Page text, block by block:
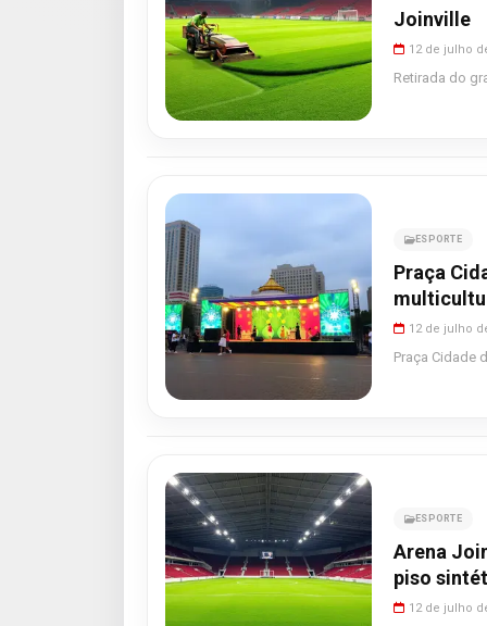
Joinville
12 de julho
Retirada do
ESPORTE
Praça
12 de julho
Praça Cidade
ESPORTE
Arena
piso
12 de julho